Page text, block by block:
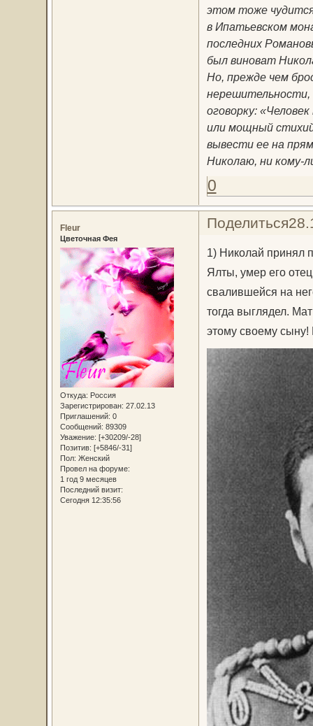
этом тоже
в Ипатьевском
последних
был виноват
Но, прежде чем
нерешительности,
оговорку:
или мощный
вывести ее на
Николаю, ни кому-
0
Поделиться
Fleur
Цветочная Фея
Откуда: Россия
Зарегистрирован: 27.02.13
Приглашений: 0
Сообщений: 89309
Уважение: [+30209/-28]
Позитив: [+5846/-31]
Пол: Женский
Провел на форуме:
1 год 9 месяцев
Последний визит:
Сегодня 12:35:56
1) Николай принял
Ялты, умер его
свалившейся на
тогда выглядел.
этому своему сыну!